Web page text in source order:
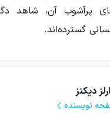
پرآشوب آن، شاهد
گسترده‌اند.
خشم عمومی، ترس و
وفاداری و ازخودگذشتگی
دیکنز
نویسنده